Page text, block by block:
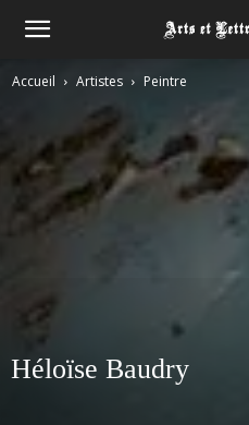
Accueil Artistes Peintre
Héloïse Baudry